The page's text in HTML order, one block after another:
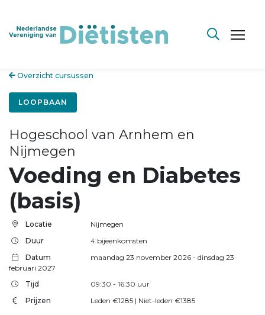
Overzicht cursussen
LOOPBAAN
Hogeschool van Arnhem en
Nijmegen
Voeding en Diabetes
(basis)
Locatie
Nijmegen
Duur
4 bijeenkomsten
Datum
maandag 23 november 2026 - dinsdag 23
februari 2027
Tijd
09:30 - 16:30 uur
Prijzen
Leden €1285 | Niet-leden €1385